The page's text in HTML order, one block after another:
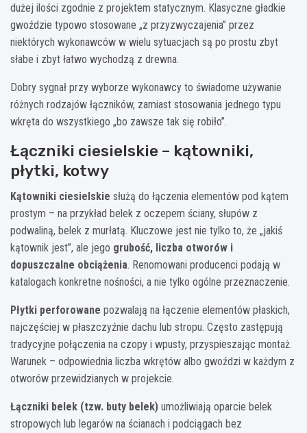
dużej ilości zgodnie z projektem statycznym. Klasyczne gładkie
gwoździe typowo stosowane „z przyzwyczajenia” przez
niektórych wykonawców w wielu sytuacjach są po prostu zbyt
słabe i zbyt łatwo wychodzą z drewna.
Dobry sygnał przy wyborze wykonawcy to świadome używanie
różnych rodzajów łączników, zamiast stosowania jednego typu
wkręta do wszystkiego „bo zawsze tak się robiło”.
Łączniki ciesielskie – kątowniki,
płytki, kotwy
Kątowniki ciesielskie służą do łączenia elementów pod kątem
prostym – na przykład belek z oczepem ściany, słupów z
podwaliną, belek z murłatą. Kluczowe jest nie tylko to, że „jakiś
kątownik jest”, ale jego grubość, liczba otworów i
dopuszczalne obciążenia. Renomowani producenci podają w
katalogach konkretne nośności, a nie tylko ogólne przeznaczenie.
Płytki perforowane pozwalają na łączenie elementów płaskich,
najczęściej w płaszczyźnie dachu lub stropu. Często zastępują
tradycyjne połączenia na czopy i wpusty, przyspieszając montaż.
Warunek – odpowiednia liczba wkrętów albo gwoździ w każdym z
otworów przewidzianych w projekcie.
Łączniki belek (tzw. buty belek) umożliwiają oparcie belek
stropowych lub legarów na ścianach i podciągach bez